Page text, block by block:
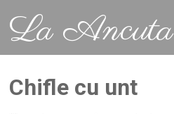
La Ancuta
Chifle cu unt